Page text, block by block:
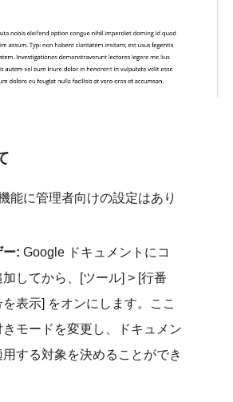
能に管理者向けの設定はあり
ー: Google ドキュメントにコ
してから、[ツール] > [行番
表示] をオンにします。ここ
モードを変更し、ドキュメン
用する対象を決めることができ